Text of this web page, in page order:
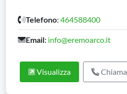
Telefono: 464588400
Email: info@eremoarco.it
Visualizza Chiama